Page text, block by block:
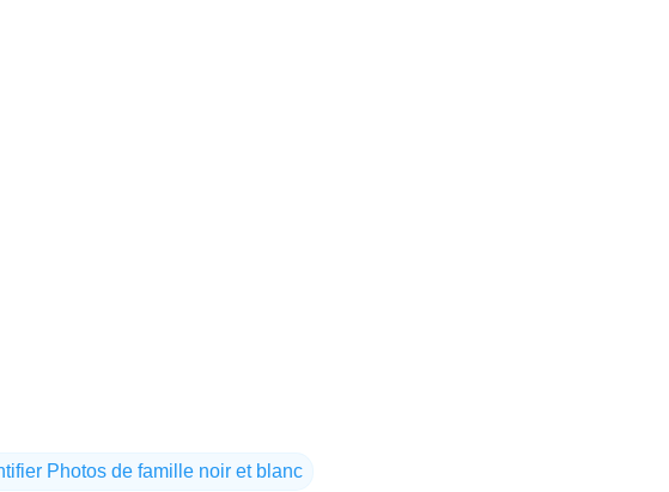
Photos de famille noir et blanc